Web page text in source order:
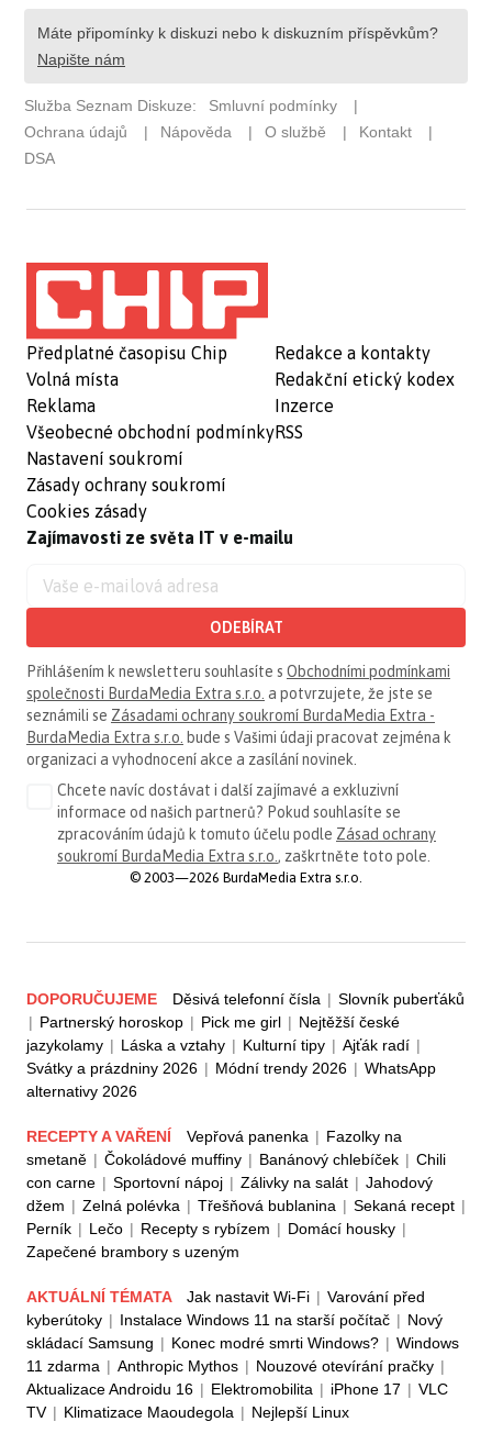
Předplatné časopisu Chip
Volná místa
Reklama
Všeobecné obchodní podmínky
Nastavení soukromí
Zásady ochrany soukromí
Cookies zásady
Redakce a kontakty
Redakční etický kodex
Inzerce
RSS
Zajímavosti ze světa IT v e-mailu
ODEBÍRAT
Přihlášením k newsletteru souhlasíte s Obchodními podmínkami
společnosti BurdaMedia Extra s.r.o. a potvrzujete, že jste se
seznámili se Zásadami ochrany soukromí BurdaMedia Extra -
BurdaMedia Extra s.r.o. bude s Vašimi údaji pracovat zejména k
organizaci a vyhodnocení akce a zasílání novinek.
Chcete navíc dostávat i další zajímavé a exkluzivní
informace od našich partnerů? Pokud souhlasíte se
zpracováním údajů k tomuto účelu podle Zásad ochrany
soukromí BurdaMedia Extra s.r.o. , zaškrtněte toto pole.
© 2003—2026 BurdaMedia Extra s.r.o.
DOPORUČUJEME Děsivá telefonní čísla | Slovník puberťáků
| Partnerský horoskop | Pick me girl | Nejtěžší české
jazykolamy | Láska a vztahy | Kulturní tipy | Ajťák radí |
Svátky a prázdniny 2026 | Módní trendy 2026 | WhatsApp
alternativy 2026
RECEPTY A VAŘENÍ Vepřová panenka | Fazolky na
smetaně | Čokoládové muffiny | Banánový chlebíček | Chili
con carne | Sportovní nápoj | Zálivky na salát | Jahodový
džem | Zelná polévka | Třešňová bublanina | Sekaná recept |
Perník | Lečo | Recepty s rybízem | Domácí housky |
Zapečené brambory s uzeným
AKTUÁLNÍ TÉMATA Jak nastavit Wi-Fi | Varování před
kyberútoky | Instalace Windows 11 na starší počítač | Nový
skládací Samsung | Konec modré smrti Windows? | Windows
11 zdarma | Anthropic Mythos | Nouzové otevírání pračky |
Aktualizace Androidu 16 | Elektromobilita | iPhone 17 | VLC
TV | Klimatizace Maoudegola | Nejlepší Linux